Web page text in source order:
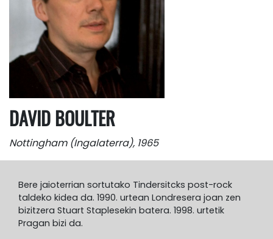
DAVID BOULTER
Nottingham (Ingalaterra), 1965
Bere jaioterrian sortutako Tindersitcks post-rock
taldeko kidea da. 1990. urtean Londresera joan zen
bizitzera Stuart Staplesekin batera. 1998. urtetik
Pragan bizi da.